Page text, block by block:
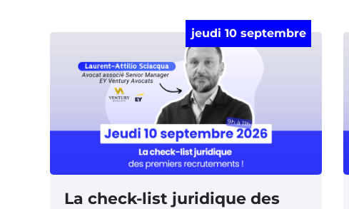
jeudi 10 septembre
La check-list juridique des